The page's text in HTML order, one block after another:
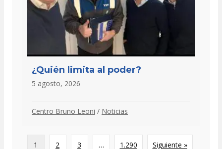
¿Quién limita al poder?
5 agosto, 2026
Centro Bruno Leoni / Noticias
1 2 3 … 1.290 Siguiente »